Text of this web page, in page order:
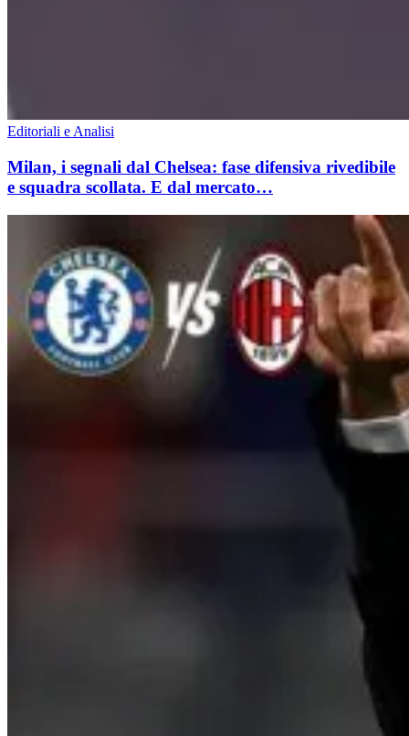
Editoriali e Analisi
Milan, i segnali dal Chelsea: fase difensiva rivedibile
e squadra scollata. E dal mercato…